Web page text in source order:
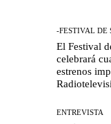
-FESTIVAL DE
El Festival
celebrará
estrenos
ENTREVISTA